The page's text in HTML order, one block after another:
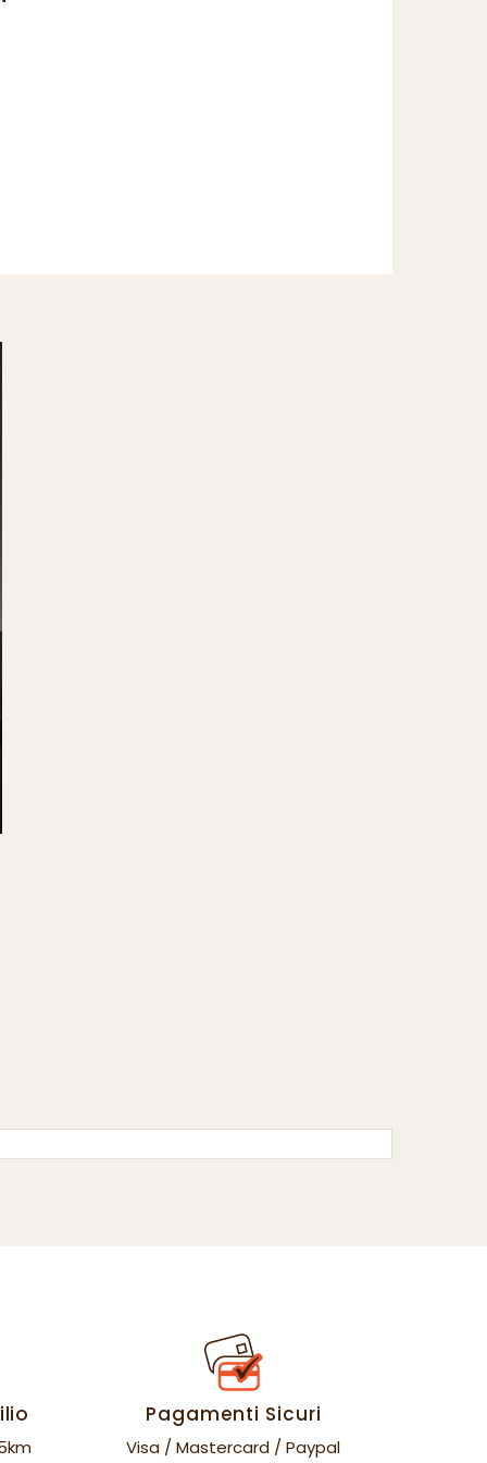
Pagamenti Sicuri
Visa / Mastercard / Paypal